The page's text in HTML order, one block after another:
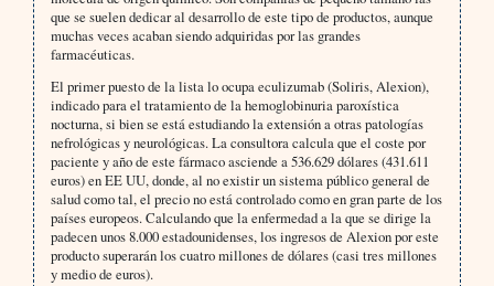
que se suelen dedicar al desarrollo de este tipo de productos, aunque
muchas veces acaban siendo adquiridas por las grandes
farmacéuticas.
El primer puesto de la lista lo ocupa eculizumab (Soliris, Alexion),
indicado para el tratamiento de la hemoglobinuria paroxística
nocturna, si bien se está estudiando la extensión a otras patologías
nefrológicas y neurológicas. La consultora calcula que el coste por
paciente y año de este fármaco asciende a 536.629 dólares (431.611
euros) en EE UU, donde, al no existir un sistema público general de
salud como tal, el precio no está controlado como en gran parte de los
países europeos. Calculando que la enfermedad a la que se dirige la
padecen unos 8.000 estadounidenses, los ingresos de Alexion por este
producto superarán los cuatro millones de dólares (casi tres millones
y medio de euros).